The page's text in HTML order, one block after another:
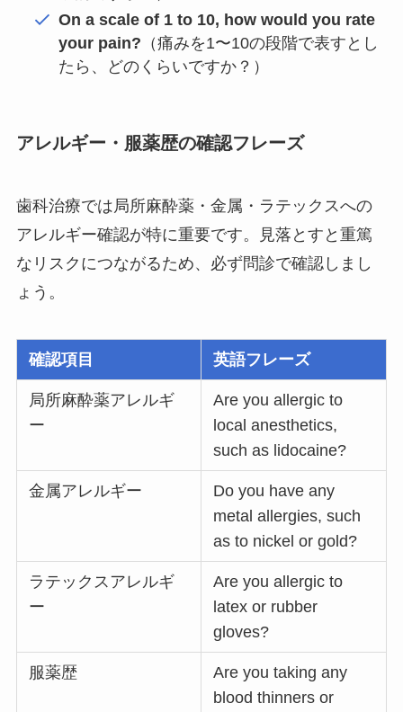
On a scale of 1 to 10, how would you rate
your pain? （痛みを1〜10の段階で表すとし
たら、どのくらいですか？）
アレルギー・服薬歴の確認フレーズ
歯科治療では局所麻酔薬・金属・ラテックスへの
アレルギー確認が特に重要です。見落とすと重篤
なリスクにつながるため、必ず問診で確認しまし
ょう。
確認項目 英語フレーズ
局所麻酔薬アレルギ
ー
Are you allergic to
local anesthetics,
such as lidocaine?
金属アレルギー
Do you have any
metal allergies, such
as to nickel or gold?
ラテックスアレルギ
ー
Are you allergic to
latex or rubber
gloves?
服薬歴
Are you taking any
blood thinners or